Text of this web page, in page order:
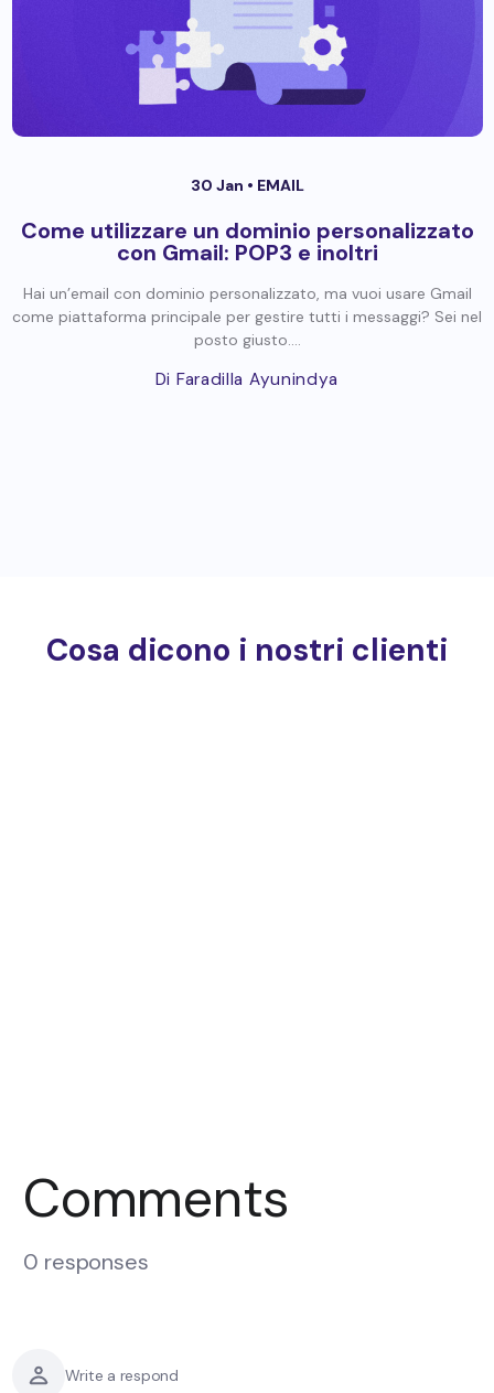
30 Jan • EMAIL
Come utilizzare un dominio personalizzato
con Gmail: POP3 e inoltri
Hai un’email con dominio personalizzato, ma vuoi usare Gmail
come piattaforma principale per gestire tutti i messaggi? Sei nel
posto giusto....
Di Faradilla Ayunindya
Cosa dicono i nostri clienti
Comments
0 responses
Write a respond